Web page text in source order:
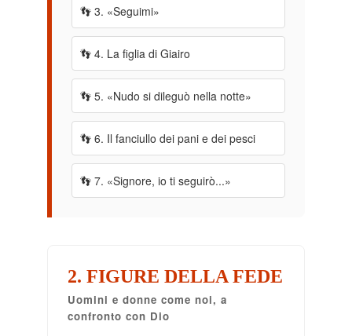
👣 3. «Seguimi»
👣 4. La figlia di Giairo
👣 5. «Nudo si dileguò nella notte»
👣 6. Il fanciullo dei pani e dei pesci
👣 7. «Signore, io ti seguirò...»
2. FIGURE DELLA FEDE
Uomini e donne come noi, a
confronto con Dio